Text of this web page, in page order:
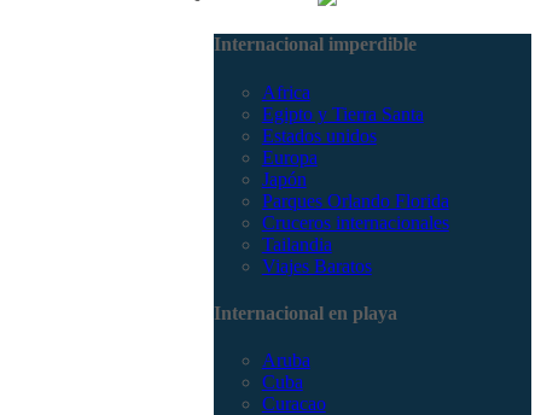
Internacional imperdible
Africa
Egipto y Tierra Santa
Estados unidos
Europa
Japón
Parques Orlando Florida
Cruceros internacionales
Tailandia
Viajes Baratos
Internacional en playa
Aruba
Cuba
Curacao